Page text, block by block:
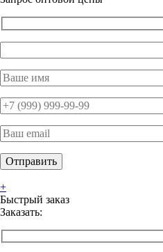
+
Быстрый заказ
Заказать: